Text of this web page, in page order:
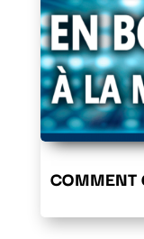
COMMENT